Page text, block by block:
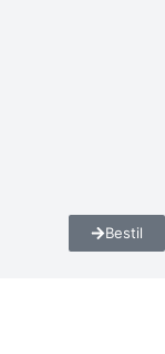
Bestil